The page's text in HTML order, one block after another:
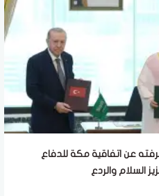
عن اتفاقية مكة للدفاع
السلام والردع